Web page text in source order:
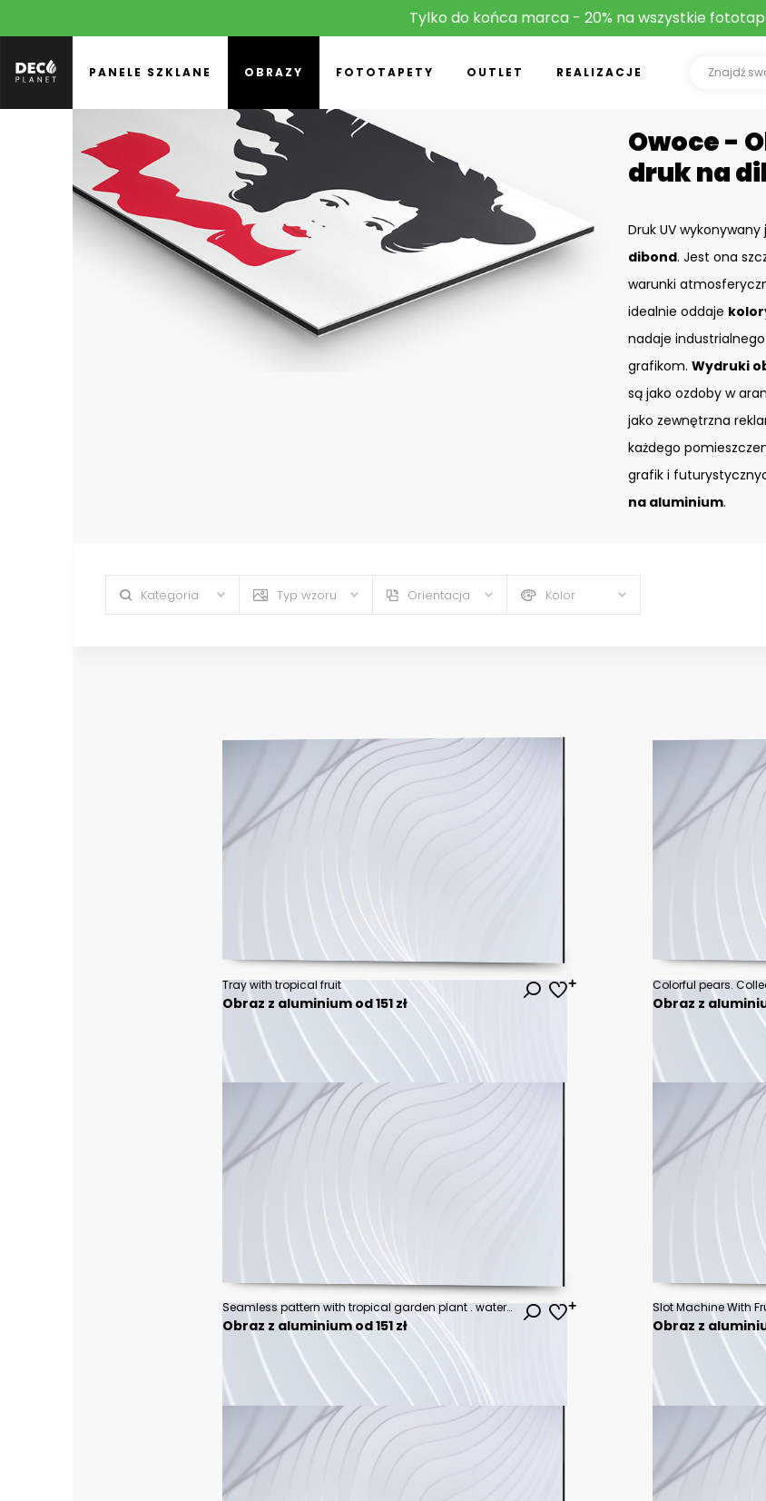
Tylko do końca marca - 20% na wszystkie
PANELE SZKLANE OBRAZY FOTOTAPETY OUTLET REALIZACJE
Owoce -
druk na
Druk UV
dibond. Jest ona
warunki
idealnie oddaje
nadaje
grafikom. Wydruki
są jako ozdoby w
jako zewnętrzna
każdego
grafik i
na aluminium.
Kategoria Typ wzoru Orientacja Kolor
Tray with tropical fruit
Obraz z aluminium od 151 zł Obraz z
Seamless pattern with tropical garden plant . watercolor jungle nature background.
Obraz z aluminium od 151 zł Obraz z